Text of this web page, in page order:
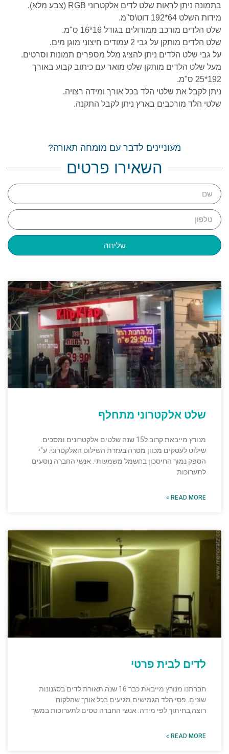
בתמונה ניתן לראות שלט לדים אלקטרוני RGB (צבע מלא).
מידות השלט 64*192 דוט\ס"מ.
שלט הלדים מורכב ממודולים בגודל 16*16 ס"מ.
שלט הלדים מותקן על גבי 2 עמודים חיצוני מוגן מים.
על גבי שלט הלדים ניתן להציג מלל מספרים תמונות וסרטים.
מעל שלט הלדים מותקן שלט מואר עם כיתוב קבוע באורך
192*25 ס"מ.
ניתן לקבל את שלטי הלד בכל אורך ומידה רצויה.
שלטי הלד מורכבים בארץ ניתן לקבל התקנה.
מעוניינים לדבר עם מומחה תאורה?
השאירו פרטים
שליחה
שלט אלקטרוני מתחלף
מנורץ מייבאת קרוב ל15 שנה שלטים אלקטרונים ומסכים.
שילוט לעסקים מכוון מטרה בעזרת השילוט האלקטרוני. ע"י
הספק נמוך החיסכון בחשמל משמעותי. אנשי החברה נוסעים
לתערוכות
READ MORE »
לדים לבית פרטי
חברתנו מנורץ מייבאת כבר 16 שנה תאורת לדים בסגנונות
שונים. פסי הלד הגמישים מגיעים בכל אורך שהלקוח
רוצה,בחיתוך לפי מידה. אנשי החברה טסים לתערוכות במשך
READ MORE »